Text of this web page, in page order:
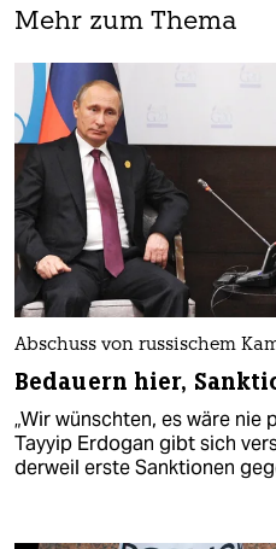
Mehr zum Thema
Abschuss von russischem
Bedauern hier,
„Wir wünschten, es wäre nie
Tayyip Erdogan gibt sich
derweil erste Sanktionen